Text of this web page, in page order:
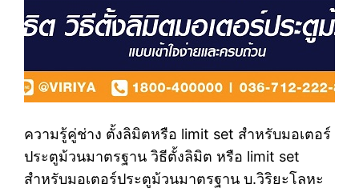
ความรู้คู่ช่าง ตั้งลิมิตหรือ limit set สำหรับมอเตอร์
ประตูม้วนมาตรฐาน วิธีตั้งลิมิต หรือ limit set
สำหรับมอเตอร์ประตูม้วนมาตรฐาน บ.วิริยะโลหะ